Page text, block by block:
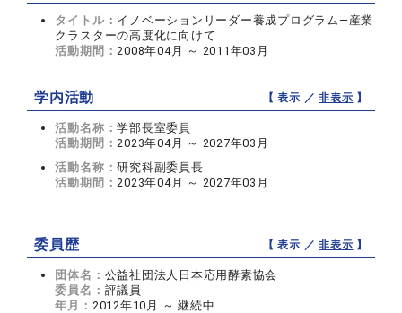
タイトル： イノベーションリーダー養成プログラム―産業
クラスターの高度化に向けて
活動期間： 2008年04月 ～ 2011年03月
学内活動 【 表示 ／非表示 】
活動名称：学部長室委員
活動期間： 2023年04月 ～ 2027年03月
活動名称：研究科副委員長
活動期間： 2023年04月 ～ 2027年03月
委員歴 【 表示 ／非表示 】
団体名： 公益社団法人日本応用酵素協会
委員名： 評議員
年月： 2012年10月 ～ 継続中